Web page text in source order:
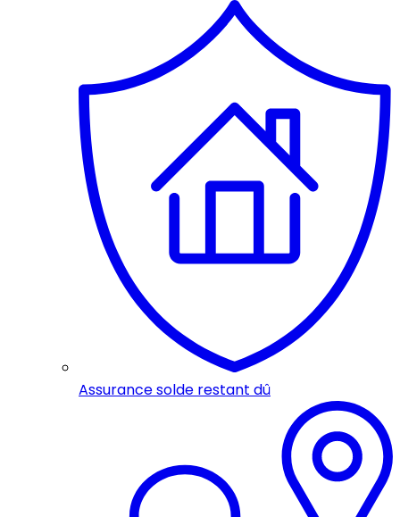
Assurance solde restant dû